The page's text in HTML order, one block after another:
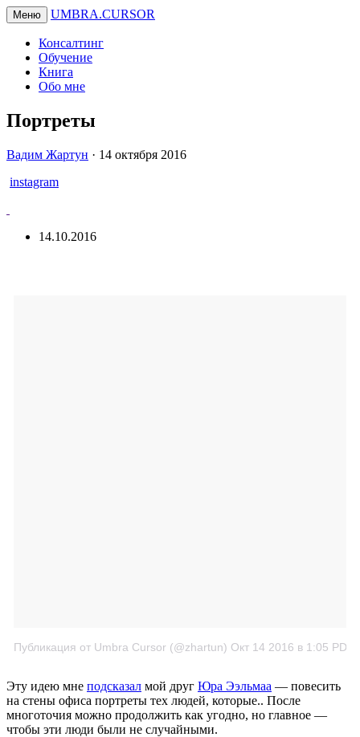
Меню UMBRA.CURSOR
Консалтинг
Обучение
Книга
Обо мне
Портреты
Вадим
Вадим Жартун · 14 октября 2016
instagram
14.10.2016
Публикация от Umbra Cursor (@zhartun) Окт 14 2016 в 1:05 PDT
Эту идею мне подсказал мой друг Юра Ээльмаа — повесить
на стены офиса портреты тех людей, которые.. После
многоточия можно продолжить как угодно, но главное —
чтобы эти люди были не случайными.